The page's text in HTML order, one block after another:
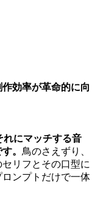
効率が革命的に向
れにマッチする音
。 鳥のさえずり、
リフとその口型に
ンプトだけで一体